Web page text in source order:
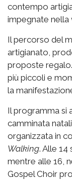
contempo
impegnate nella
Il percorso del
artigianato,
proposte
più piccoli e
la
Il programma si
camminata
organizzata in
Walking. Alle 14
mentre alle 16,
Gospel Choir